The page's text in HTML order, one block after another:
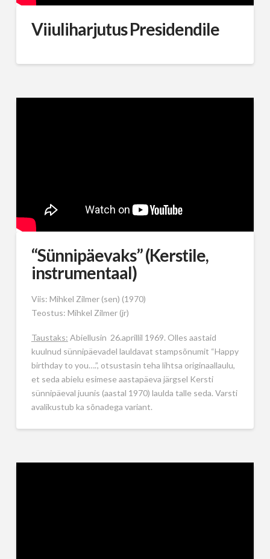
Viiuliharjutus Presidendile
“Sünnipäevaks” (Kerstile,
instrumentaal)
Viis: Mihkel Zilmer (sen) (1970)
Teostus: Mihkel Zilmer (jr)
Taustaks: Abiellusin 26.aprillil 1969. Olles aastaid
kuulnud sünnipäevadel lauldavat stampsõnumit “Happy
birthday to you….”, otsustasin teha lihtsa originaallaulu,
et seda abielu esimese aastapäeva järgsel Kersti
sünnipäeval juunis (aastal 1970) laulda talle seda. Varsti
avalikustub ka sõnadega variant.